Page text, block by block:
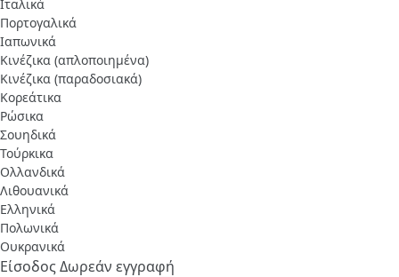
Ιταλικά
Πορτογαλικά
Ιαπωνικά
Κινέζικα (απλοποιημένα)
Κινέζικα (παραδοσιακά)
Κορεάτικα
Ρώσικα
Σουηδικά
Τούρκικα
Ολλανδικά
Λιθουανικά
Ελληνικά
Πολωνικά
Ουκρανικά
ΕίσοδοςΔωρεάν εγγραφή